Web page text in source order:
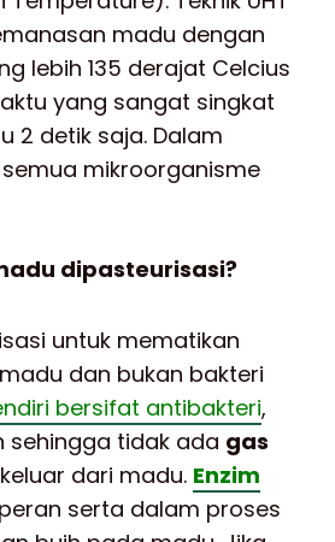
madu dengan
lebih 135 derajat Celcius
yang sangat singkat
2 detik saja. Dalam
mikroorganisme
dipasteurisasi?
untuk mematikan
dan bukan bakteri
bersifat antibakteri,
sehingga tidak ada gas
dari madu. Enzim
serta dalam proses